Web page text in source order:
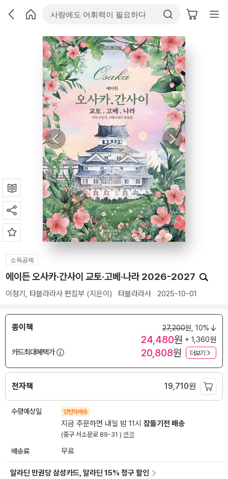
소득공제
에이든 오사카·간사이 교토·고베·나라 2026-2027
이정기 , 타블라라사 편집부 (지은이) 타블라라사 2025-10-01
종이책 27,200원, 10%
24,480원 + 1,360원
카드최대혜택가
20,808원 더보기
전자책 19,710원
수령예상일 양탄자배송
지금 주문하면 내일 밤 11시 잠들기전 배송
(중구 서소문로 89-31 ) 변경
배송료 무료
알라딘 만권당 삼성카드, 알라딘 15% 청구 할인